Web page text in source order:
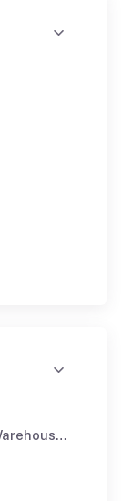
Air Shipping to Amazon Warehouses